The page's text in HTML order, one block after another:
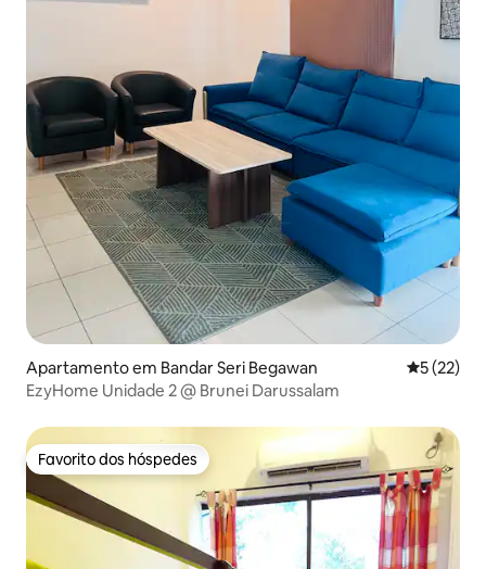
Apartamento em Bandar Seri Begawan
5 (22)
EzyHome Unidade 2 @ Brunei Darussalam
Favorito dos hóspedes
Favorito dos hóspedes